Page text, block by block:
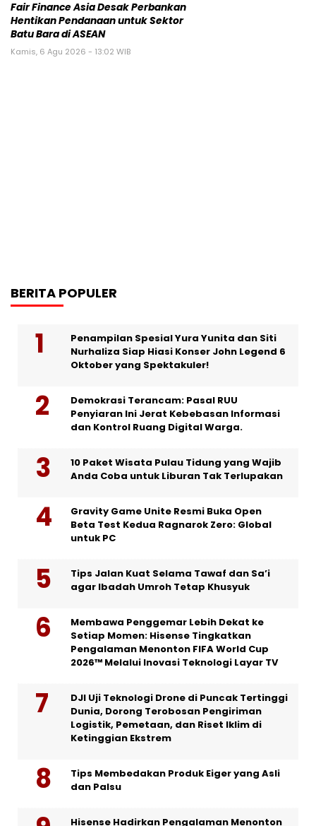
Fair Finance Asia Desak Perbankan
Hentikan Pendanaan untuk Sektor
Batu Bara di ASEAN
Kamis, 6 Agu 2026 - 13:02 WIB
BERITA POPULER
Penampilan Spesial Yura Yunita dan Siti
Nurhaliza Siap Hiasi Konser John Legend 6
Oktober yang Spektakuler!
Demokrasi Terancam: Pasal RUU
Penyiaran Ini Jerat Kebebasan Informasi
dan Kontrol Ruang Digital Warga.
10 Paket Wisata Pulau Tidung yang Wajib
Anda Coba untuk Liburan Tak Terlupakan
Gravity Game Unite Resmi Buka Open
Beta Test Kedua Ragnarok Zero: Global
untuk PC
Tips Jalan Kuat Selama Tawaf dan Sa’i
agar Ibadah Umroh Tetap Khusyuk
Membawa Penggemar Lebih Dekat ke
Setiap Momen: Hisense Tingkatkan
Pengalaman Menonton FIFA World Cup
2026™ Melalui Inovasi Teknologi Layar TV
DJI Uji Teknologi Drone di Puncak Tertinggi
Dunia, Dorong Terobosan Pengiriman
Logistik, Pemetaan, dan Riset Iklim di
Ketinggian Ekstrem
Tips Membedakan Produk Eiger yang Asli
dan Palsu
Hisense Hadirkan Pengalaman Menonton